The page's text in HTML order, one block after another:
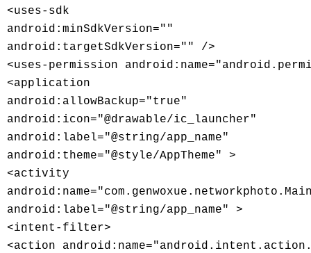
<uses-sdk
android:minSdkVersion=""
android:targetSdkVersion="" />
<uses-permission
<application
android:allowBackup="true"
android:icon="@drawable/ic_launcher"
android:label="@string/app_name"
android:theme="@style/AppTheme" >
<activity
android:label="@string/app_name" >
<intent-filter>
<action